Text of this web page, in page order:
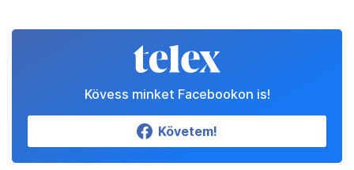
Kövess minket Facebookon is!
Követem!